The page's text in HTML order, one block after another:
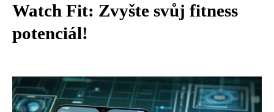
Watch Fit: Zvyšte svůj fitness
potenciál!